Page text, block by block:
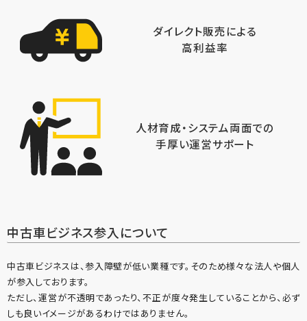
ダイレクト販売による
高利益率
人材育成・システム両面での
手厚い運営サポート
中古車ビジネス参入について
中古車ビジネスは、参入障壁が低い業種です。そのため様々な法人や個人
が参入しております。
ただし、運営が不透明であったり、不正が度々発生していることから、必ず
しも良いイメージがあるわけではありません。